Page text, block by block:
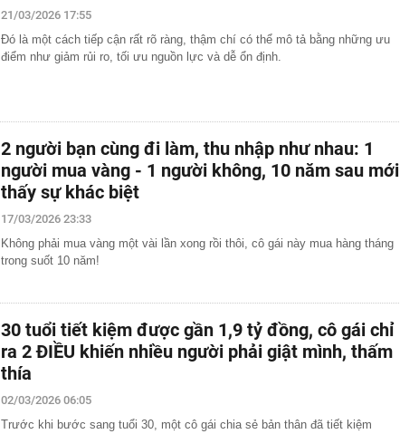
21/03/2026 17:55
Đó là một cách tiếp cận rất rõ ràng, thậm chí có thể mô tả bằng những ưu
điểm như giảm rủi ro, tối ưu nguồn lực và dễ ổn định.
2 người bạn cùng đi làm, thu nhập như nhau: 1
người mua vàng - 1 người không, 10 năm sau mới
thấy sự khác biệt
17/03/2026 23:33
Không phải mua vàng một vài lần xong rồi thôi, cô gái này mua hàng tháng
trong suốt 10 năm!
30 tuổi tiết kiệm được gần 1,9 tỷ đồng, cô gái chỉ
ra 2 ĐIỀU khiến nhiều người phải giật mình, thấm
thía
02/03/2026 06:05
Trước khi bước sang tuổi 30, một cô gái chia sẻ bản thân đã tiết kiệm